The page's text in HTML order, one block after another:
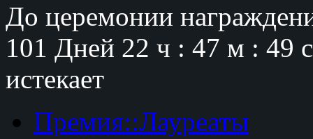
До церемонии
101 Дней 22 ч : 47 м : 48
истекает
Премия::Лауреаты